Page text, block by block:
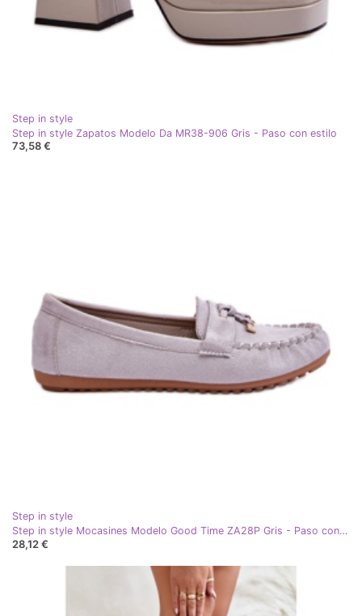
Step in style
Step in style Zapatos Modelo Da MR38-906 Gris - Paso con estilo
73,58 €
Step in style
Step in style Mocasines Modelo Good Time ZA28P Gris - Paso con estilo
28,12 €